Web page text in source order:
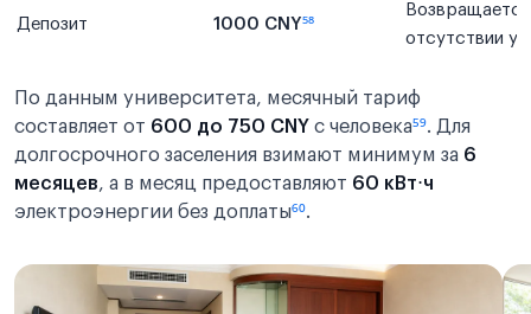
Депозит 1000 CNY⁵⁸
отсутствии
По данным университета, месячный тариф
составляет от 600 до 750 CNY с человека⁵⁹. Для
долгосрочного заселения взимают минимум за 6
месяцев, а в месяц предоставляют 60 кВт⋅ч
электроэнергии без доплаты⁶⁰.